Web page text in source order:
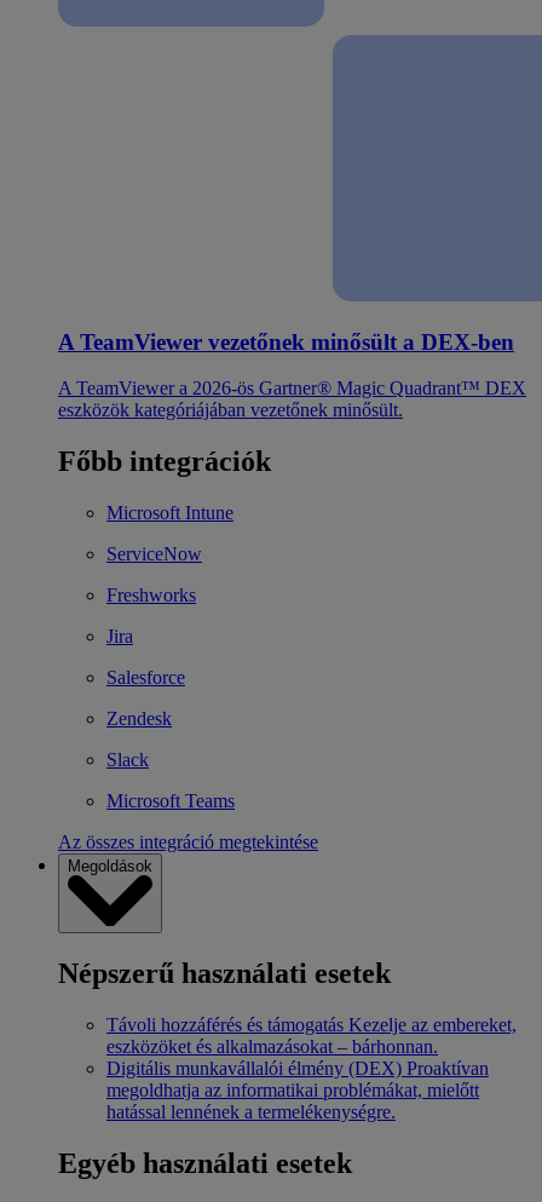
A TeamViewer vezetőnek minősült a DEX-ben
A TeamViewer a 2026-ös Gartner® Magic Quadrant™ DEX
eszközök kategóriájában vezetőnek minősült.
Főbb integrációk
Microsoft Intune
ServiceNow
Freshworks
Jira
Salesforce
Zendesk
Slack
Microsoft Teams
Az összes integráció megtekintése
Megoldások
Népszerű használati esetek
Távoli hozzáférés és támogatás Kezelje az embereket,
eszközöket és alkalmazásokat – bárhonnan.
Digitális munkavállalói élmény (DEX) Proaktívan
megoldhatja az informatikai problémákat, mielőtt
hatással lennének a termelékenységre.
Egyéb használati esetek